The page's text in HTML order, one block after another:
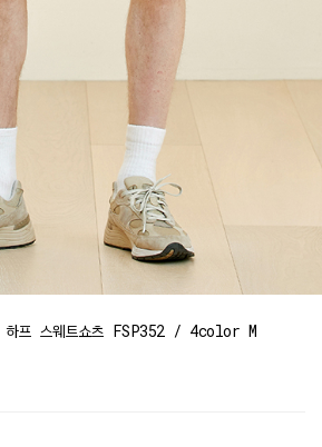
하프 스웨트쇼츠 FSP352 / 4color M